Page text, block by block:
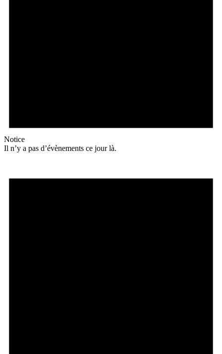
Notice
Il n’y a pas d’évènements ce jour là.